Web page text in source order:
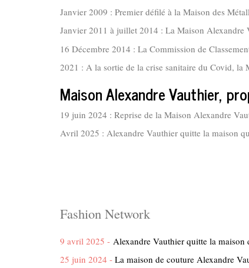
Janvier 2009 : Premier défilé à la Maison des
Janvier 2011 à juillet 2014 : La Maison Alexandre
16 Décembre 2014 : La Commission de
2021 : A la sortie de la crise sanitaire du Covid, la
Maison Alexandre Vauthier,
19 juin 2024 : Reprise de la Maison Alexandre
Avril 2025 : Alexandre Vauthier quitte la maison
Fashion Network
9 avril 2025 - Alexandre Vauthier quitte la
25 juin 2024 - La maison de couture Alexandre